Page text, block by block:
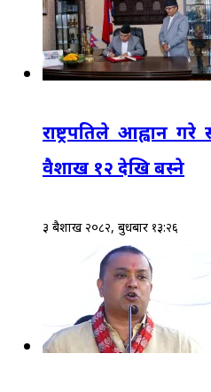
राष्ट्रपतिले आह्वान
वैशाख १२ देखि बस्ने
३ बैशाख २०८२, बुधबार १३:२६